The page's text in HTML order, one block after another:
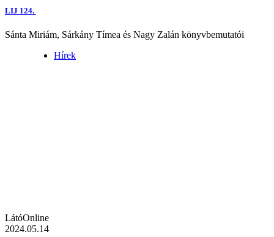
LIJ 124.
Sánta Miriám, Sárkány Tímea és Nagy Zalán könyvbemutatói
Hírek
LátóOnline
2024.05.14